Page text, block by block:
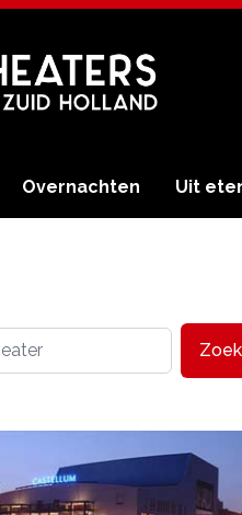
Overnachten Uit